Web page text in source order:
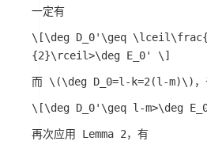
一定有
\[\deg D_0'\geq
{2}\rceil>\deg E_0' \]
而 \(\deg D_0=l-k=2(l-m)\)
\[\deg D_0'\geq l-m>\deg
再次应用 Lemma 2，有